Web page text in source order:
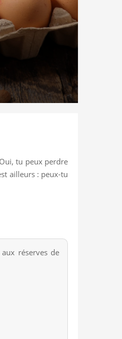
tu peux perdre
ailleurs : peux-tu
réserves de